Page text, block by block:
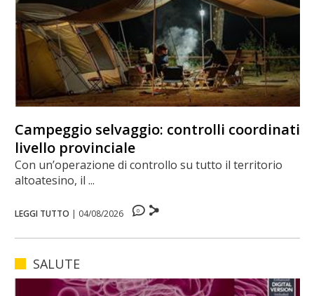
Campeggio selvaggio: controlli coordinati a
livello provinciale
Con un’operazione di controllo su tutto il territorio
altoatesino, il ...
LEGGI TUTTO | 04/08/2026 0
SALUTE